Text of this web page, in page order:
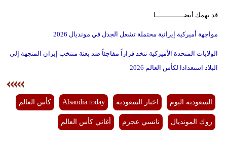
قد يهمك أيضــــــــــــــا
مواجهة أميركية إيرانية محتملة تشعل الجدل في مونديال 2026
الولايات المتحدة الأميركية تتخذ قراراً مفاجئاً ضد بعثة منتخب إيران المتجهة إلى
البلاد استعدادا لكأس العالم 2026
السعودية اليوم اخبار السعودية Alsaudia today كأس العالم
روك المونديال نانسي عجرم أغاني كأس العالم